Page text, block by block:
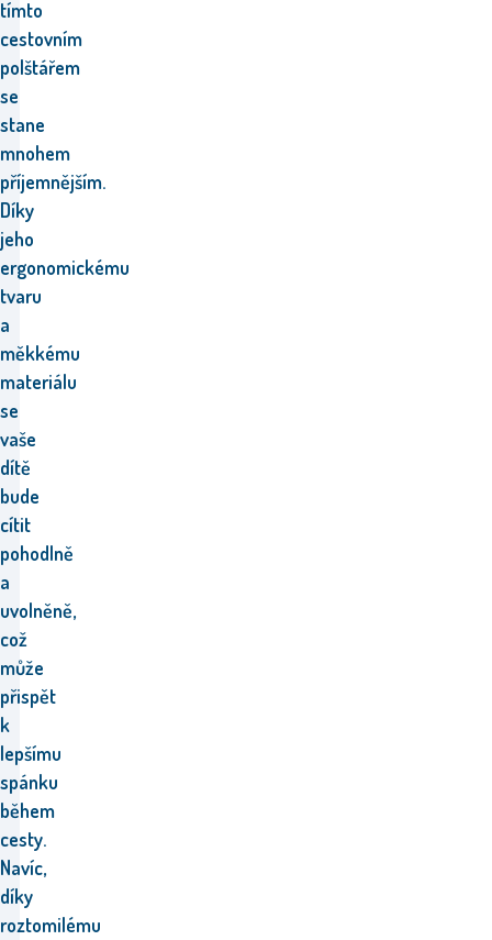
tímto
cestovním
polštářem
se
stane
mnohem
příjemnějším.
Díky
jeho
ergonomickému
tvaru
a
měkkému
materiálu
se
vaše
dítě
bude
cítit
pohodlně
a
uvolněně,
což
může
přispět
k
lepšímu
spánku
během
cesty.
Navíc,
díky
roztomilému